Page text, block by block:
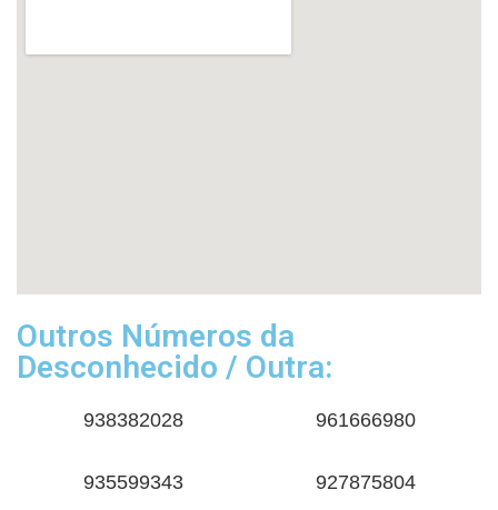
Outros Números da
Desconhecido / Outra:
938382028 961666980
935599343 927875804